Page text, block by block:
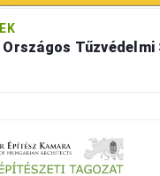
Tűzvédelmi